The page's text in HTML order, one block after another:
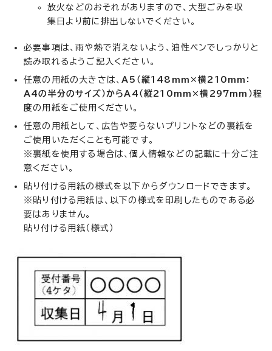
放火などのおそれがありますので、大型ごみを収
集日より前に排出しないでください。
必要事項は、雨や熱で消えないよう、油性ペンでしっかりと
読み取れるようご記入ください。
任意の用紙の大きさは、 A5（縦148mm×横210mm：
A4の半分のサイズ）からA4（縦210mm×横297mm）程
度の用紙をご使用ください。
任意の用紙として、広告や要らないプリントなどの裏紙を
ご使用いただくことも可能です。
※裏紙を使用する場合は、個人情報などの記載に十分ご注
意ください。
貼り付ける用紙の様式を以下からダウンロードできます。
※貼り付ける用紙は、以下の様式を印刷したものである必
要はありません。
貼り付ける用紙（様式）